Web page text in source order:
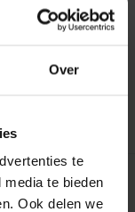
Over
te
te bieden
Ook delen we